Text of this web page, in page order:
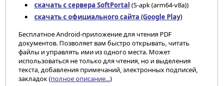
скачать с сервера SoftPortal (S-apk (arm64-v8a))
скачать с официального сайта (Google Play)
Бесплатное Android-приложение для чтения PDF
документов. Позволяет вам быстро открывать, читать
файлы и управлять ими из одного места. Может
использоваться не только для чтения, но и выделения
текста, добавления примечаний, электронных подписей,
закладок (полное описание...)